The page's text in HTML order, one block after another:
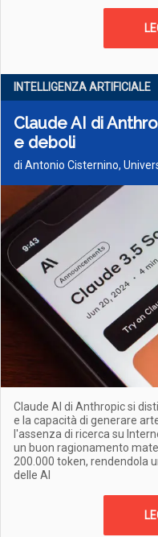
INTELLIGENZA ARTIFICIALE
Claude AI di
e deboli
di Antonio Cisternino,
Claude AI di Anthropic si
e la capacità di generare
l'assenza di ricerca su
un buon ragionamento
200.000 token, rendendola
delle AI